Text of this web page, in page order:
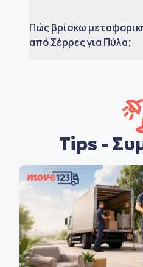
Πώς βρίσκω
από Σέρρες για Πύλα;
Tips -